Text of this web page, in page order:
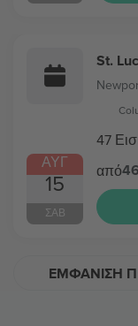
ΑΥΓ
15
ΣΆΒ
St.
47
από
ΕΜΦΆΝΙΣΗ